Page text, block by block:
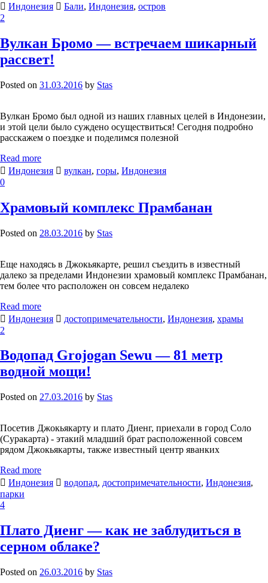
Индонезия
Бали, Индонезия, остров
2
Вулкан Бромо — встречаем шикарный
рассвет!
Posted on 31.03.2016 by Stas
Вулкан Бромо был одной из наших главных целей в Индонезии,
и этой цели было суждено осуществиться! Сегодня подробно
расскажем о поездке и поделимся полезной
Read more
Индонезия
вулкан, горы, Индонезия
0
Храмовый комплекс Прамбанан
Posted on 28.03.2016 by Stas
Еще находясь в Джокьякарте, решил съездить в известный
далеко за пределами Индонезии храмовый комплекс Прамбанан,
тем более что расположен он совсем недалеко
Read more
Индонезия
достопримечательности, Индонезия, храмы
2
Водопад Grojogan Sewu — 81 метр
водной мощи!
Posted on 27.03.2016 by Stas
Посетив Джокьякарту и плато Диенг, приехали в город Соло
(Суракарта) - этакий младший брат расположенной совсем
рядом Джокьякарты, также известный центр яванких
Read more
Индонезия
водопад, достопримечательности, Индонезия,
парки
4
Плато Диенг — как не заблудиться в
серном облаке?
Posted on 26.03.2016 by Stas